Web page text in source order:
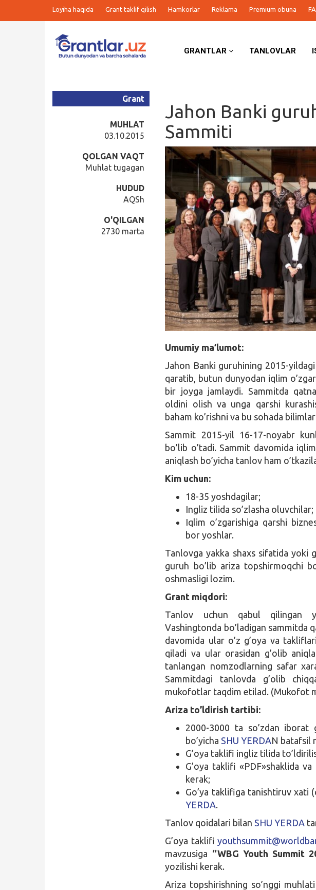
Loyiha haqida Grant taklif qilish Hamkorlar Reklama Premium obuna
GRANTLAR TANLOVLAR
Jahon Banki
Sammiti
Grant
MUHLAT
03.10.2015
QOLGAN VAQT
Muhlat tugagan
HUDUD
AQSh
O'QILGAN
2730 marta
Umumiy ma’lumot:
Jahon Banki guruhining 2015-
qaratib, butun dunyodan iqlim
bir joyga jamlaydi. Sammitda
oldini olish va unga qarshi
baham ko’rishni va bu sohada
Sammit 2015-yil 16-17-noyabr
bo’lib o’tadi. Sammit davomida
aniqlash bo’yicha tanlov ham
Kim uchun:
18-35 yoshdagilar;
Ingliz tilida so’zlasha oluvchilar;
Iqlim o’zgarishiga qarshi
bor yoshlar.
Tanlovga yakka shaxs sifatida yoki
guruh bo’lib ariza topshirmoqchi
oshmasligi lozim.
Grant miqdori:
Tanlov uchun qabul qilingan
Vashingtonda bo’ladigan sammitda
davomida ular o’z g’oya va
qiladi va ular orasidan g’olib
tanlangan nomzodlarning safar
Sammitdagi tanlovda g’olib
mukofotlar taqdim etilad. (Mukofot
Ariza to’ldirish tartibi:
2000-3000 ta so’zdan iborat
bo’yicha SHU YERDAN batafsil
G’oya taklifi ingliz tilida
G’oya taklifi «PDF»shaklida
kerak;
Go’ya taklifiga tanishtiruv xati
YERDA.
Tanlov qoidalari bilan SHU YERDA
G’oya taklifi
mavzusiga “WBG Youth Summit
yozilishi kerak.
Ariza topshirishning so’nggi